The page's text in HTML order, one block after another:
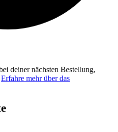
deiner nächsten Bestellung,
Erfahre mehr über das